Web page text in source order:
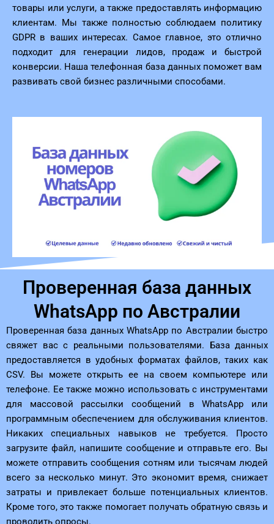
товары или услуги, а также предоставлять информацию
клиентам. Мы также полностью соблюдаем политику
GDPR в ваших интересах. Самое главное, это отлично
подходит для генерации лидов, продаж и быстрой
конверсии. Наша телефонная база данных поможет вам
развивать свой бизнес различными способами.
Проверенная база данных
WhatsApp по Австралии
Проверенная база данных WhatsApp по Австралии быстро
свяжет вас с реальными пользователями. База данных
предоставляется в удобных форматах файлов, таких как
CSV. Вы можете открыть ее на своем компьютере или
телефоне. Ее также можно использовать с инструментами
для массовой рассылки сообщений в WhatsApp или
программным обеспечением для обслуживания клиентов.
Никаких специальных навыков не требуется. Просто
загрузите файл, напишите сообщение и отправьте его. Вы
можете отправить сообщения сотням или тысячам людей
всего за несколько минут. Это экономит время, снижает
затраты и привлекает больше потенциальных клиентов.
Кроме того, это также помогает получать обратную связь и